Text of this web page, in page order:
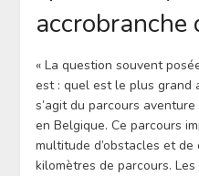
accrobranche
« La question souvent
est : quel est le plus grand
s’agit du parcours
en Belgique. Ce parcours
multitude d’obstacles et
kilomètres de parcours.